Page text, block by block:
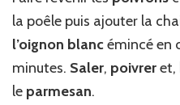
la poêle puis ajouter la
l’oignon blancémincé en
minutes. Saler, poivreret,
le parmesan.